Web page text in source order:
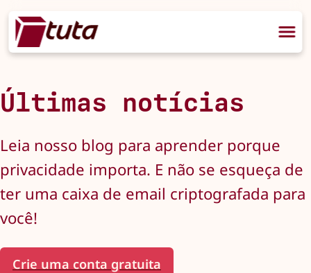
Últimas notícias
Leia nosso blog para aprender porque
privacidade importa. E não se esqueça de
ter uma caixa de email criptografada para
você!
Crie uma conta gratuita